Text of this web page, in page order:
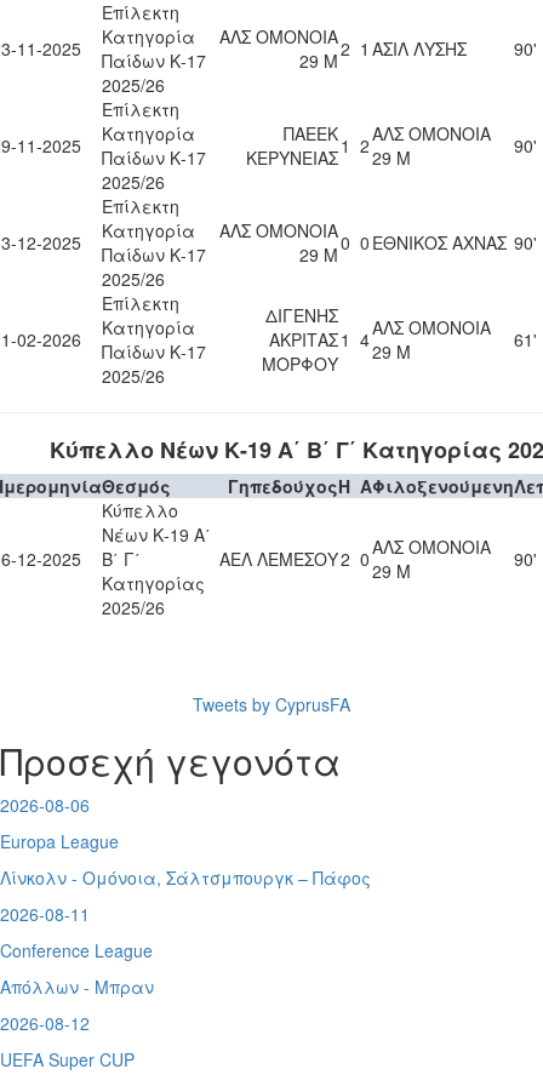
11-2025
Επίλεκτη
Κατηγορία
Παίδων Κ-17
2025/26
ΑΛΣ ΟΜΟΝΟΙΑ
29 Μ2 1 ΑΣΙΛ ΛΥΣΗΣ 90'
11-2025
Επίλεκτη
Κατηγορία
Παίδων Κ-17
2025/26
ΠΑΕΕΚ
ΚΕΡΥΝΕΙΑΣ1 2ΑΛΣ ΟΜΟΝΟΙΑ
29 Μ
90'
12-2025
Επίλεκτη
Κατηγορία
Παίδων Κ-17
2025/26
ΑΛΣ ΟΜΟΝΟΙΑ
29 Μ0 0 ΕΘΝΙΚΟΣ ΑΧΝΑΣ 90'
02-2026
Επίλεκτη
Κατηγορία
Παίδων Κ-17
2025/26
ΔΙΓΕΝΗΣ
ΑΚΡΙΤΑΣ
ΜΟΡΦΟΥ
1 4ΑΛΣ ΟΜΟΝΟΙΑ
29 Μ
61'
Κύπελλο Νέων Κ-19 Α΄ Β΄ Γ΄ Κατηγορίας
Θεσμός ΓηπεδούχοςH AΦιλοξενούμενη
12-2025
Κύπελλο
Νέων Κ-19 Α΄
Β΄ Γ΄
Κατηγορίας
2025/26
ΑΕΛ ΛΕΜΕΣΟΥ2 0ΑΛΣ ΟΜΟΝΟΙΑ
29 Μ
90'
Tweets by CyprusFA
Προσεχή γεγονότα
2026-08-06
Europa League
Λίνκολν - Ομόνοια, Σάλτσμπουργκ – Πάφος
2026-08-11
Conference League
Απόλλων - Μπραν
2026-08-12
UEFA Super CUP